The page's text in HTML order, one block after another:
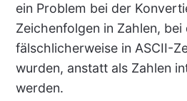
ein Problem bei der
Zeichenfolgen in Zahlen, bei
fälschlicherweise in ASCII-
wurden, anstatt als Zahlen
werden.